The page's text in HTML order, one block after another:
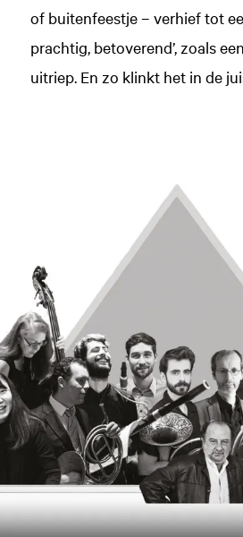
of buitenfeestje – verhief tot
prachtig, betoverend’, zoals
uitriep. En zo klinkt het in de